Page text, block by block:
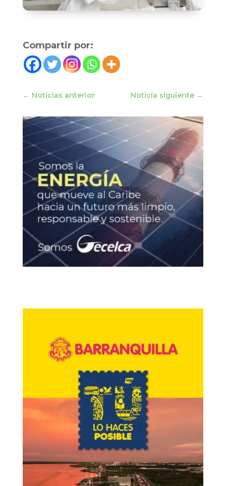
Compartir por:
← Noticias anterior Noticia siguiente →